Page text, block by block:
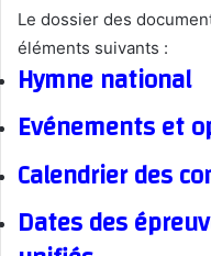
Le dossier des
éléments suivants :
Hymne national
Evénements et
Calendrier des
Dates des